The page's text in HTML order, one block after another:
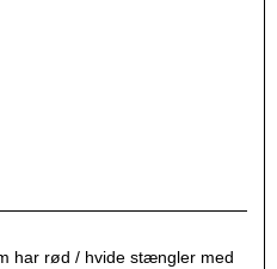
har rød / hvide stængler med